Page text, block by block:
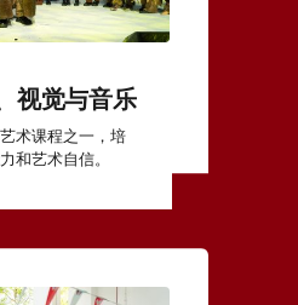
视觉与音乐
术课程之一，培
和艺术自信。